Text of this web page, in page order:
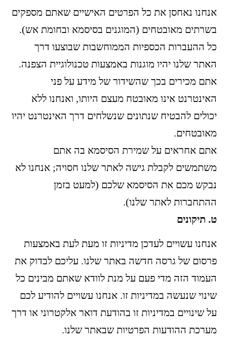
אנחנו נאחסן את כל הפרטים האישיים שאתם מספקים
בשרתים מאובטחים (המוגנים בסיסמא ובחומת אש).
כל ההעברות הכספיות הממוחשבות שבוצעו דרך
האתר שלנו יהיו מוגנות באמצעות טכנולוגיית הצפנה.
אתם מכירים בכך שהשידור של מידע על פני
האינטרנט אינו מאובטח מעצם היותו, ואנחנו ללא
יכולים להבטיח שנתונים שנשלחים דרך האינטרנט יהיו
מאובטחים.
אתם אחראים על שמירת הסיסמא בה אתם
משתמשים לקבלת גישה לאתר שלנו חסויה; אנחנו לא
נבקש מכם את הסיסמא שלכם (למעט בזמן
ההתחברות לאתר שלנו).
ט. תיקונים
אנחנו עשויים לעדכן מדיניות זו מעת לעת באמצעות
פרסום של גרסה חדשה באתר שלנו. עליכם לבדוק את
העמוד הזה מדי פעם על מנת לוודא שאתם מבינים כל
שינוי שנעשה במדיניות זו. אנחנו עשויים להודיע לכם
על שינויים במדיניות זו בהודעת דואר אלקטרוני או דרך
מערכת ההודעות הפרטיות שבאתר שלנו.